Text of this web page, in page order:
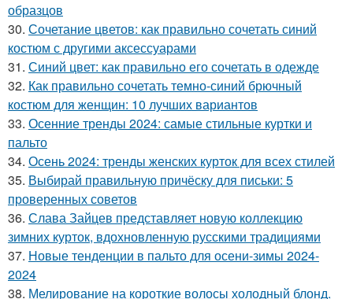
образцов
30. Сочетание цветов: как правильно сочетать синий
костюм с другими аксессуарами
31. Синий цвет: как правильно его сочетать в одежде
32. Как правильно сочетать темно-синий брючный
костюм для женщин: 10 лучших вариантов
33. Осенние тренды 2024: самые стильные куртки и
пальто
34. Осень 2024: тренды женских курток для всех стилей
35. Выбирай правильную причёску для письки: 5
проверенных советов
36. Слава Зайцев представляет новую коллекцию
зимних курток, вдохновленную русскими традициями
37. Новые тенденции в пальто для осени-зимы 2024-
2024
38. Мелирование на короткие волосы холодный блонд.